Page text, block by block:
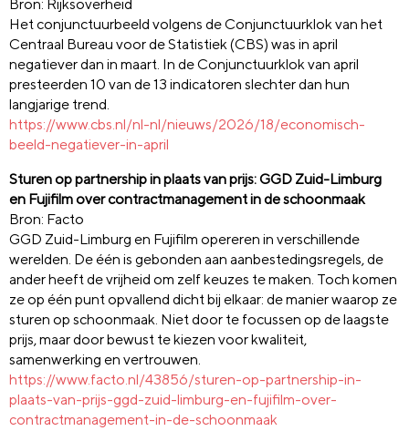
Bron: Rijksoverheid
Het conjunctuurbeeld volgens de Conjunctuurklok van het
Centraal Bureau voor de Statistiek (CBS) was in april
negatiever dan in maart. In de Conjunctuurklok van april
presteerden 10 van de 13 indicatoren slechter dan hun
langjarige trend.
https://www.cbs.nl/nl-nl/nieuws/2026/18/economisch-
beeld-negatiever-in-april
Sturen op partnership in plaats van prijs: GGD Zuid-Limburg
en Fujifilm over contractmanagement in de schoonmaak
Bron: Facto
GGD Zuid-Limburg en Fujifilm opereren in verschillende
werelden. De één is gebonden aan aanbestedingsregels, de
ander heeft de vrijheid om zelf keuzes te maken. Toch komen
ze op één punt opvallend dicht bij elkaar: de manier waarop ze
sturen op schoonmaak. Niet door te focussen op de laagste
prijs, maar door bewust te kiezen voor kwaliteit,
samenwerking en vertrouwen.
https://www.facto.nl/43856/sturen-op-partnership-in-
plaats-van-prijs-ggd-zuid-limburg-en-fujifilm-over-
contractmanagement-in-de-schoonmaak